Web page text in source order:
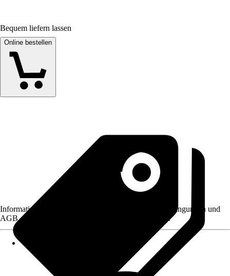
Bequem liefern lassen
Online bestellen
Informationen des Verkäufers, wie z. B. Rückgabebedingungen und
AGB, finden Sie bei Klick auf den Verkäufernamen.